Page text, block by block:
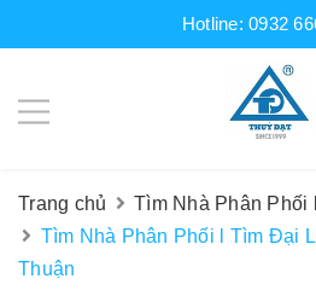
Hotline:0932
Trang chủ
Tìm Nhà Phân
Tìm Nhà Phân Phối l Tìm Đại
Thuận